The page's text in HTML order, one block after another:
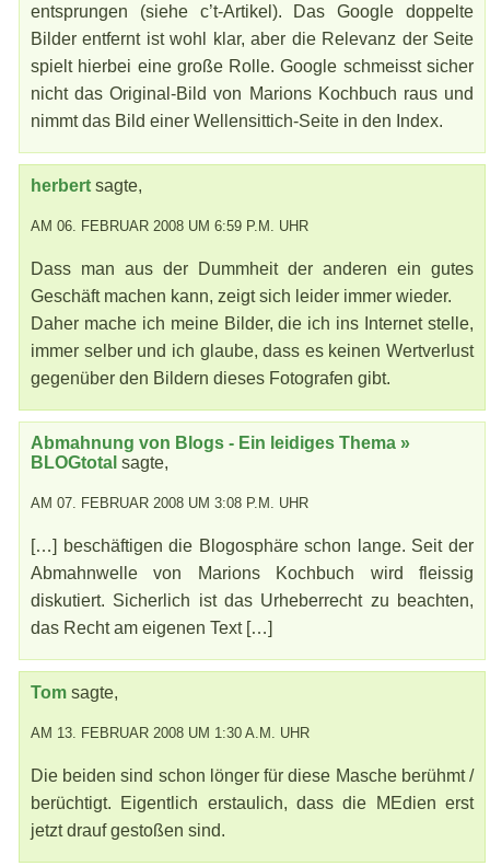
entsprungen (siehe c’t-Artikel). Das Google doppelte
Bilder entfernt ist wohl klar, aber die Relevanz der Seite
spielt hierbei eine große Rolle. Google schmeisst sicher
nicht das Original-Bild von Marions Kochbuch raus und
nimmt das Bild einer Wellensittich-Seite in den Index.
herbert sagte,
AM 06. FEBRUAR 2008 UM 6:59 P.M. UHR
Dass man aus der Dummheit der anderen ein gutes
Geschäft machen kann, zeigt sich leider immer wieder.
Daher mache ich meine Bilder, die ich ins Internet stelle,
immer selber und ich glaube, dass es keinen Wertverlust
gegenüber den Bildern dieses Fotografen gibt.
Abmahnung von Blogs - Ein leidiges Thema »
BLOGtotal sagte,
AM 07. FEBRUAR 2008 UM 3:08 P.M. UHR
[…] beschäftigen die Blogosphäre schon lange. Seit der
Abmahnwelle von Marions Kochbuch wird fleissig
diskutiert. Sicherlich ist das Urheberrecht zu beachten,
das Recht am eigenen Text […]
Tom sagte,
AM 13. FEBRUAR 2008 UM 1:30 A.M. UHR
Die beiden sind schon lönger für diese Masche berühmt /
berüchtigt. Eigentlich erstaulich, dass die MEdien erst
jetzt drauf gestoßen sind.